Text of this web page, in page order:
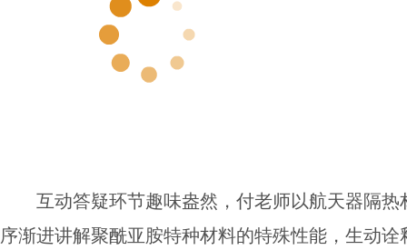
互动答疑环节趣味盎然，付老师以航天器隔
序渐进讲解聚酰亚胺特种材料的特殊性能，生动